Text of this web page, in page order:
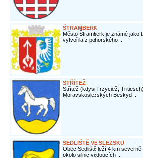
ŠTRAMBERK
Město Štramberk je známé jako
vytvořila z pohorského ...
STŘÍTEŽ
Střítež (kdysi Trzyciež,
Moravskoslezských Beskyd ...
SEDLIŠTĚ VE SLEZSKU
Obec Sedliště leží 4 km
okolo silnic vedoucích ...